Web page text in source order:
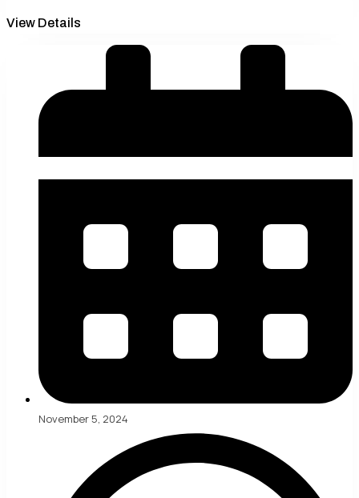
View Details
November 5, 2024